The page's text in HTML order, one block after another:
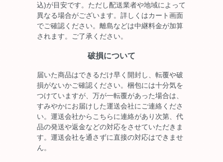
込)が目安です。ただし配送業者や地域によって
異なる場合がございます。詳しくはカート画面
でご確認ください。離島などは中継料金が加算
されます。ご了承ください。
破損について
届いた商品はできるだけ早く開封し、転覆や破
損がないかご確認ください。梱包には十分気を
つけていますが、万が一転覆があった場合は、
すみやかにお届けした運送会社にご連絡くださ
い。運送会社からこちらに連絡があり次第、代
品の発送や返金などの対応をさせていただきま
す。運送会社を通さずに直接の対応はできませ
ん。